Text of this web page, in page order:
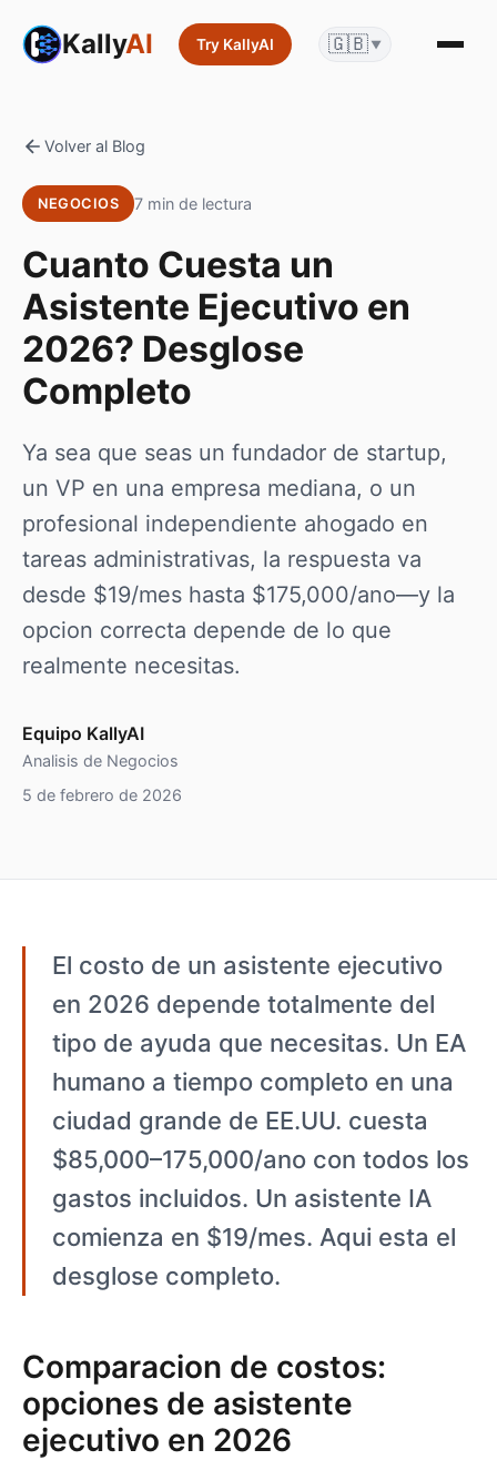
KallyAI Try KallyAI 🇬🇧 ▼
Volver al Blog
NEGOCIOS 7 min de lectura
Cuanto Cuesta un
Asistente Ejecutivo en
2026? Desglose
Completo
Ya sea que seas un fundador de startup,
un VP en una empresa mediana, o un
profesional independiente ahogado en
tareas administrativas, la respuesta va
desde $19/mes hasta $175,000/ano—y la
opcion correcta depende de lo que
realmente necesitas.
Equipo KallyAI
Analisis de Negocios
5 de febrero de 2026
El costo de un asistente ejecutivo
en 2026 depende totalmente del
tipo de ayuda que necesitas. Un EA
humano a tiempo completo en una
ciudad grande de EE.UU. cuesta
$85,000–175,000/ano con todos los
gastos incluidos. Un asistente IA
comienza en $19/mes. Aqui esta el
desglose completo.
Comparacion de costos:
opciones de asistente
ejecutivo en 2026